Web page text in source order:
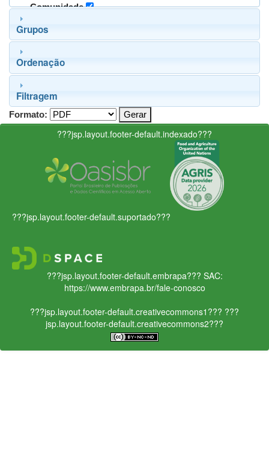
Comunidade
Grupos
Ordenação
Filtragem
Formato:
???jsp.layout.footer-default.indexado???
???jsp.layout.footer-default.suportado???
???jsp.layout.footer-default.embrapa??? SAC:
https://www.embrapa.br/fale-conosco
???jsp.layout.footer-default.creativecommons1??? ???
jsp.layout.footer-default.creativecommons2???